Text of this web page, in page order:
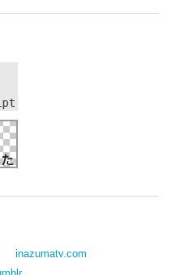
inazumatv.com